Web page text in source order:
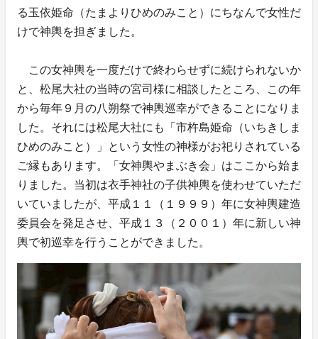
る玉依姫命（たまよりひめのみこと）にちなんで女性だ
けで神輿を担ぎました。
この女神輿を一度だけで終わらせずに続けられないか
と、松尾大社の当時の宮司様に相談したところ、この年
から毎年９月の八朔祭で神輿巡幸ができることになりま
した。それには松尾大社にも「市杵島姫命（いちきしま
ひめのみこと）」という女性の神様がお祀りされている
ご縁もあります。「女神輿やまぶき会」はここから始ま
りました。当初は衣手神社の子供神輿を使わせていただ
いていましたが、平成１１（１９９９）年に女神輿建造
委員会を発足させ、平成１３（２００１）年に新しい神
輿で初巡幸を行うことができました。